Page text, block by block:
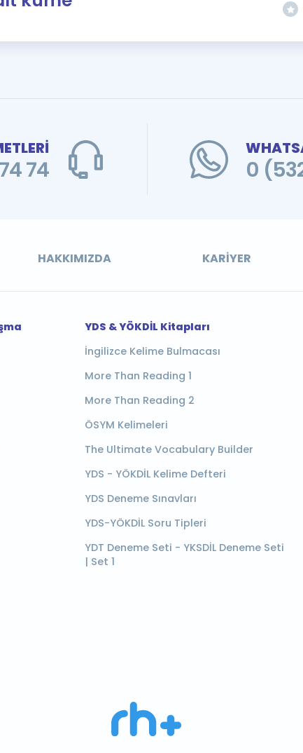
74 0
HAKKIMIZDA KARIYER
YDS & YÖKDİL Kitapları
İngilizce Kelime Bulmacası
More Than Reading 1
More Than Reading 2
ÖSYM Kelimeleri
The Ultimate Vocabulary Builder
YDS - YÖKDİL Kelime Defteri
YDS Deneme Sınavları
YDS-YÖKDİL Soru Tipleri
YDT Deneme Seti - YKSDİL Deneme Seti
| Set 1